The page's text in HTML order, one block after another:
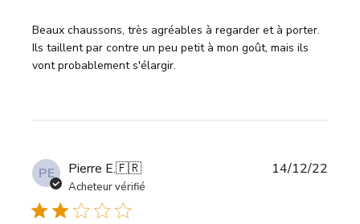
Beaux chaussons, très agréables à regarder et à porter.
Ils taillent par contre un peu petit à mon goût, mais ils
vont probablement s'élargir.
PE Pierre E.🇫🇷
Acheteur vérifié
Date
14/12/22